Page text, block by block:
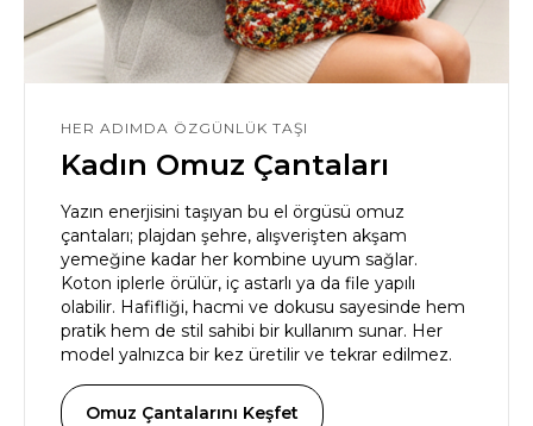
HER ADIMDA ÖZGÜNLÜK TAŞI
Kadın Omuz Çantaları
Yazın enerjisini taşıyan bu el örgüsü omuz
çantaları; plajdan şehre, alışverişten akşam
yemeğine kadar her kombine uyum sağlar.
Koton iplerle örülür, iç astarlı ya da file yapılı
olabilir. Hafifliği, hacmi ve dokusu sayesinde hem
pratik hem de stil sahibi bir kullanım sunar. Her
model yalnızca bir kez üretilir ve tekrar edilmez.
Omuz Çantalarını Keşfet